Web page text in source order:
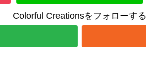
Colorful Creationsをフォローする